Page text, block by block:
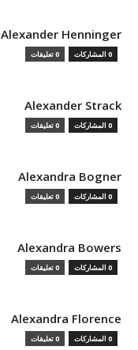
Alexander Henninger
0 المشاركات 0 تعليقات
Alexander Strack
0 المشاركات 0 تعليقات
Alexandra Bogner
0 المشاركات 0 تعليقات
Alexandra Bowers
0 المشاركات 0 تعليقات
Alexandra Florence
0 المشاركات 0 تعليقات